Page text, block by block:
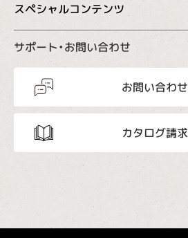
スペシャルコンテンツ
サポート・お問い合わせ
お問い合わせ
カタログ請求